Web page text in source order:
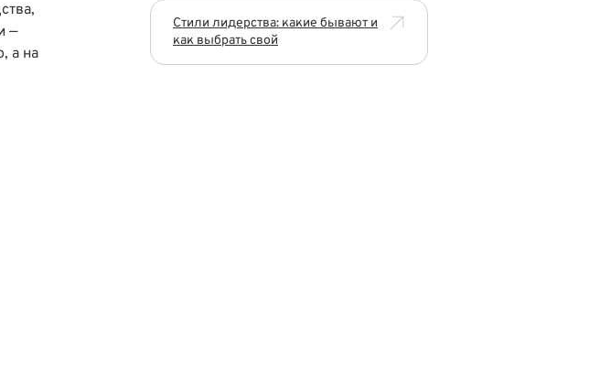
—
а на
Стили лидерства: какие бывают и
как выбрать свой